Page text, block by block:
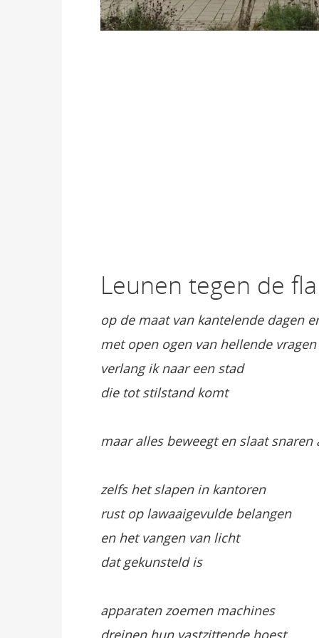
Leunen tegen de
op de maat van kantelende dagen
met open ogen van hellende vragen
verlang ik naar een stad
die tot stilstand komt
maar alles beweegt en slaat snaren
zelfs het slapen in kantoren
rust op lawaaigevulde belangen
en het vangen van licht
dat gekunsteld is
apparaten zoemen machines
dreinen hun vastzittende hoest